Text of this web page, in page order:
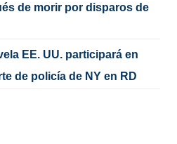
de morir por disparos de
EE. UU. participará en
de policía de NY en RD